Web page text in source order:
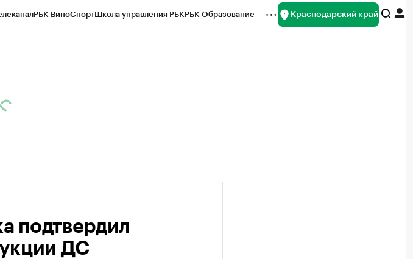
РБК ВиноСпортШкола управления РБКРБК Образование Краснодарский край
подтвердил
ДС